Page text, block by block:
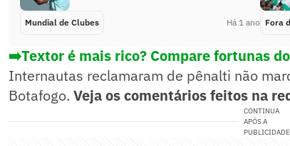
Mundial de Clubes Há 1 ano Fora
➡️Textor é mais rico? Compare fortunas
Internautas reclamaram de pênalti não
Botafogo. Veja os comentários feitos na
CONTINUA
APÓS A
PUBLICIDADE